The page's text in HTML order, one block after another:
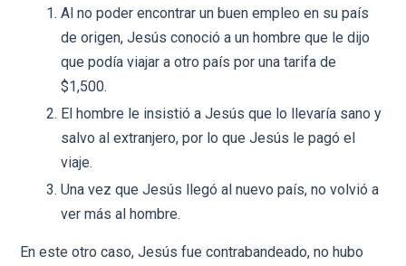
Al no poder encontrar un buen empleo en su país
de origen, Jesús conoció a un hombre que le dijo
que podía viajar a otro país por una tarifa de
$1,500.
El hombre le insistió a Jesús que lo llevaría sano y
salvo al extranjero, por lo que Jesús le pagó el
viaje.
Una vez que Jesús llegó al nuevo país, no volvió a
ver más al hombre.
En este otro caso, Jesús fue contrabandeado, no hubo